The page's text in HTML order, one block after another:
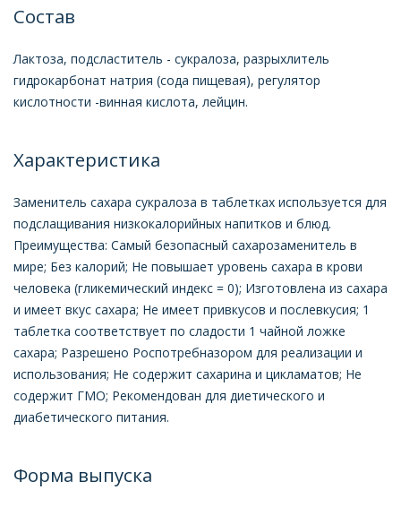
Состав
Лактоза, подсластитель - сукралоза, разрыхлитель
гидрокарбонат натрия (сода пищевая), регулятор
кислотности -винная кислота, лейцин.
Характеристика
Заменитель сахара сукралоза в таблетках используется для
подслащивания низкокалорийных напитков и блюд.
Преимущества: Самый безопасный сахарозаменитель в
мире; Без калорий; Не повышает уровень сахара в крови
человека (гликемический индекс = 0); Изготовлена из сахара
и имеет вкус сахара; Не имеет привкусов и послевкусия; 1
таблетка соответствует по сладости 1 чайной ложке
сахара; Разрешено Роспотребназором для реализации и
использования; Не содержит сахарина и цикламатов; Не
содержит ГМО; Рекомендован для диетического и
диабетического питания.
Форма выпуска